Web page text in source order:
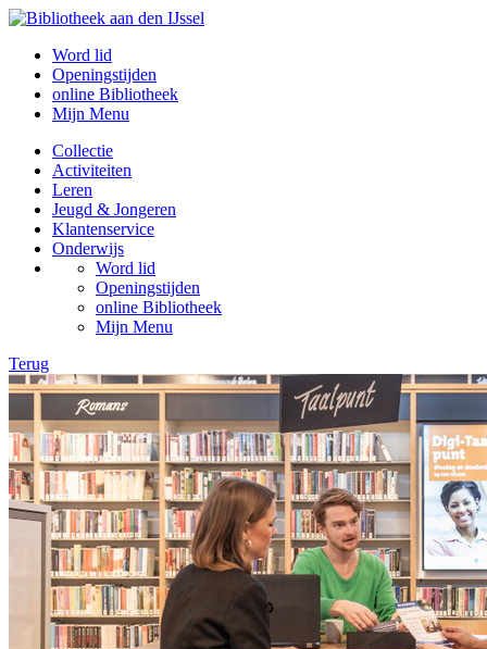
Word lid
Openingstijden
online Bibliotheek
Mijn Menu
Collectie
Activiteiten
Leren
Jeugd & Jongeren
Klantenservice
Onderwijs
Word lid
Openingstijden
online Bibliotheek
Mijn Menu
Terug